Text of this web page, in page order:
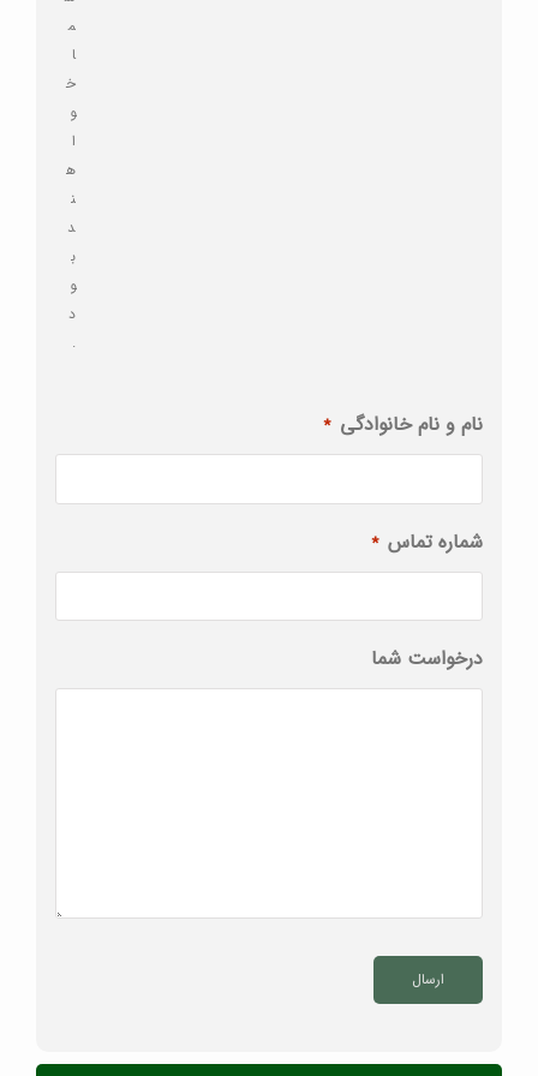
م
ا
خ
و
ا
ه
ن
د
ب
و
د
.
نام و نام خانوادگی *
شماره تماس *
درخواست شما